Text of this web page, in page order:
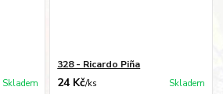
Skladem
328 - Ricardo Piña
24 Kč/ks Skladem